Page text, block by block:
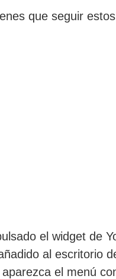
que seguir
el widget de
al escritorio
el menú